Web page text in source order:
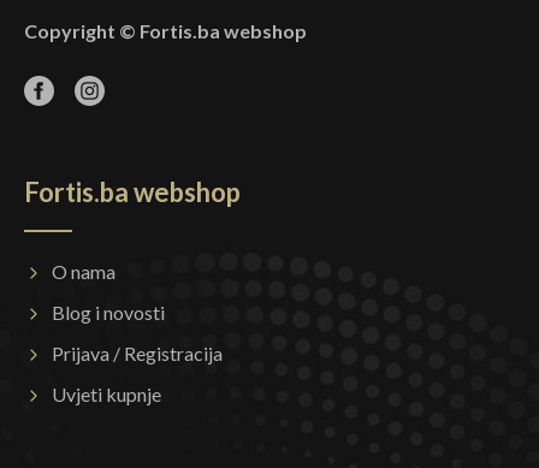
Copyright © Fortis.ba webshop
Fortis.ba webshop
O nama
Blog i novosti
Prijava / Registracija
Uvjeti kupnje